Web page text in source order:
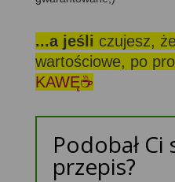
...a jeśli czujesz,
wartościowe, po
KAWĘ☕
Podobał Ci
przepis?